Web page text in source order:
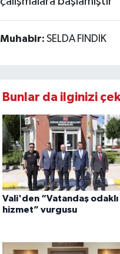
Muhabir: SELDA FINDIK
Bunlar da ilginizi
Vali'den “Vatandaş odaklı
hizmet” vurgusu